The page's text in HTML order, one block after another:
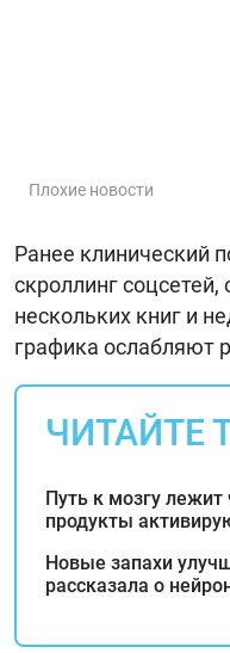
Плохие новости
Ранее клинический
скроллинг
нескольких книг и
графика ослабляют
ЧИТАЙТЕ
Путь к мозгу
продукты
Новые запахи
рассказала о